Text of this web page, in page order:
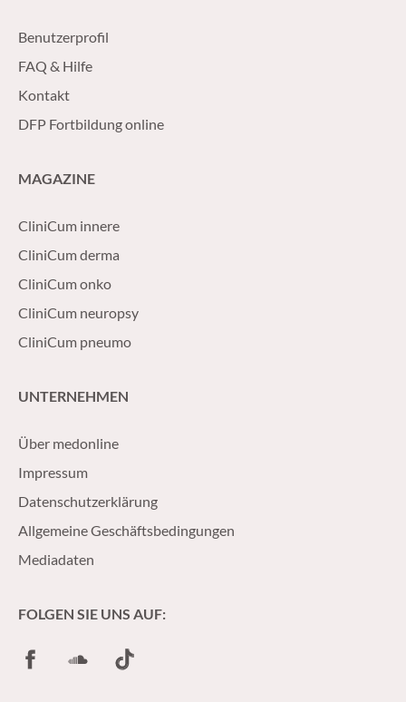
Benutzerprofil
FAQ & Hilfe
Kontakt
DFP Fortbildung online
MAGAZINE
CliniCum innere
CliniCum derma
CliniCum onko
CliniCum neuropsy
CliniCum pneumo
UNTERNEHMEN
Über medonline
Impressum
Datenschutzerklärung
Allgemeine Geschäftsbedingungen
Mediadaten
FOLGEN SIE UNS AUF:
FacebookSoundCloud
TikTok